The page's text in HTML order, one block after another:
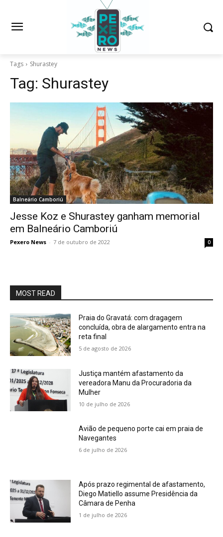
Tags Shurastey
Tag: Shurastey
Balneário Camboriú
Jesse Koz e Shurastey ganham memorial
em Balneário Camboriú
Pexero News - 7 de outubro de 2022 0
MOST READ
Praia do Gravatá: com dragagem
concluída, obra de alargamento entra na
reta final
5 de agosto de 2026
Justiça mantém afastamento da
vereadora Manu da Procuradoria da
Mulher
10 de julho de 2026
Avião de pequeno porte cai em praia de
Navegantes
6 de julho de 2026
Após prazo regimental de afastamento,
Diego Matiello assume Presidência da
Câmara de Penha
1 de julho de 2026